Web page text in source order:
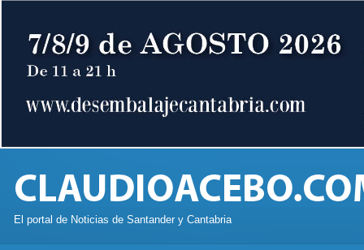
El portal de Noticias de Santander y Cantabria